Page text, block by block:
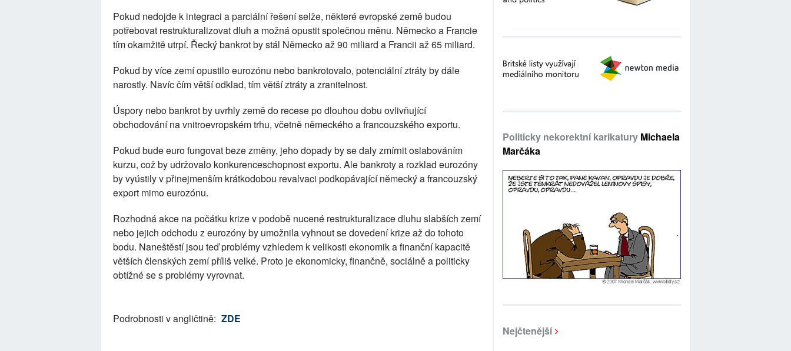
Pokud nedojde k integraci a parciální řešení selže, některé evropské země budou
potřebovat restrukturalizovat dluh a možná opustit společnou měnu. Německo a Francie
tím okamžitě utrpí. Řecký bankrot by stál Německo až 90 miliard a Francii až 65 miliard.
Pokud by více zemí opustilo eurozónu nebo bankrotovalo, potenciální ztráty by dále
narostly. Navíc čím větší odklad, tím větší ztráty a zranitelnost.
Úspory nebo bankrot by uvrhly země do recese po dlouhou dobu ovlivňující
obchodování na vnitroevropském trhu, včetně německého a francouzského exportu.
Pokud bude euro fungovat beze změny, jeho dopady by se daly zmírnit oslabováním
kurzu, což by udržovalo konkurenceschopnost exportu. Ale bankroty a rozklad eurozóny
by vyústily v přinejmenším krátkodobou revalvaci podkopávající německý a francouzský
export mimo eurozónu.
Rozhodná akce na počátku krize v podobě nucené restrukturalizace dluhu slabších zemí
nebo jejich odchodu z eurozóny by umožnila vyhnout se dovedení krize až do tohoto
bodu. Naneštěstí jsou teď problémy vzhledem k velikosti ekonomik a finanční kapacitě
větších členských zemí příliš velké. Proto je ekonomicky, finančně, sociálně a politicky
obtížné se s problémy vyrovnat.
Podrobnosti v angličtině: ZDE
Politicky nekorektní karikatury Michaela
Marčáka
Nejčtenější